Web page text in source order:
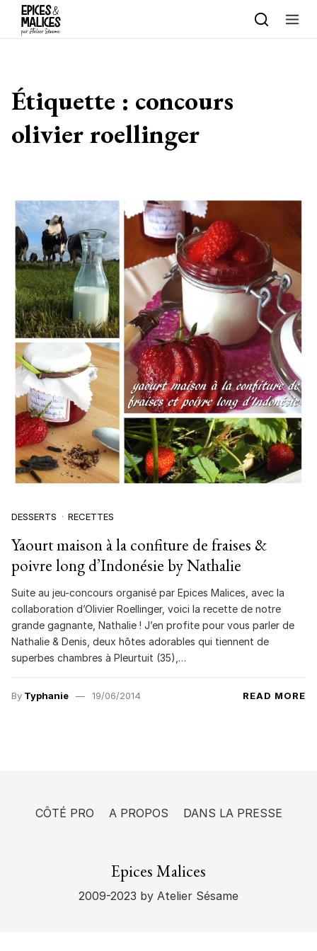
Skip to content
Étiquette : concours
olivier roellinger
DESSERTS RECETTES
Yaourt maison à la confiture de fraises &
poivre long d’Indonésie by Nathalie
Suite au jeu-concours organisé par Epices Malices, avec la
collaboration d’Olivier Roellinger, voici la recette de notre
grande gagnante, Nathalie ! J’en profite pour vous parler de
Nathalie & Denis, deux hôtes adorables qui tiennent de
superbes chambres à Pleurtuit (35),…
By Typhanie 19/06/2014 READ MORE
CÔTÉ PRO A PROPOS DANS LA PRESSE
Epices Malices
2009-2023 by Atelier Sésame